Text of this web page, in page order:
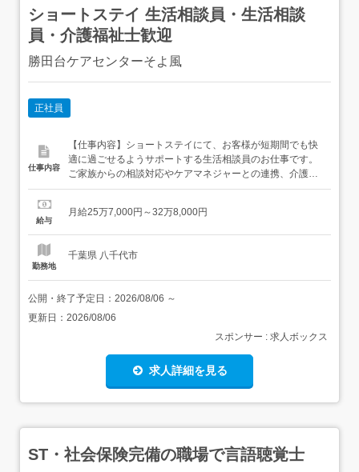
ショートステイ 生活相談員・生活相談
員・介護福祉士歓迎
勝田台ケアセンターそよ風
正社員
仕事内容
【仕事内容】ショートステイにて、お客様が短期間でも快
適に過ごせるようサポートする生活相談員のお仕事です。
ご家族からの相談対応やケアマネジャーとの連携、介護業
務への理解をもって、柔軟な対応が求められます。[主な業
およびケアプラン作成・介護業務全般への関与(食事・入
給与
月給25万7,000円～32万8,000円
勤務地
千葉県 八千代市
公開・終了予定日： 2026/08/06 ～
更新日： 2026/08/06
スポンサー : 求人ボックス
求人詳細を見る
ST・社会保険完備の職場で言語聴覚士